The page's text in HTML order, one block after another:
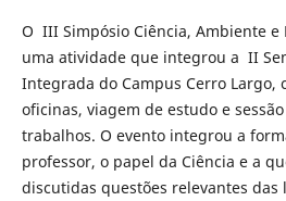
O III Simpósio Ciência, Ambiente e
uma atividade que integrou a II
Integrada do Campus Cerro Largo,
oficinas, viagem de estudo e
trabalhos. O evento integrou a
professor, o papel da Ciência e a
discutidas questões relevantes das